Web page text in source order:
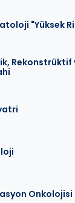
"Yüksek
Rekonstrüktif
Onkolojisi